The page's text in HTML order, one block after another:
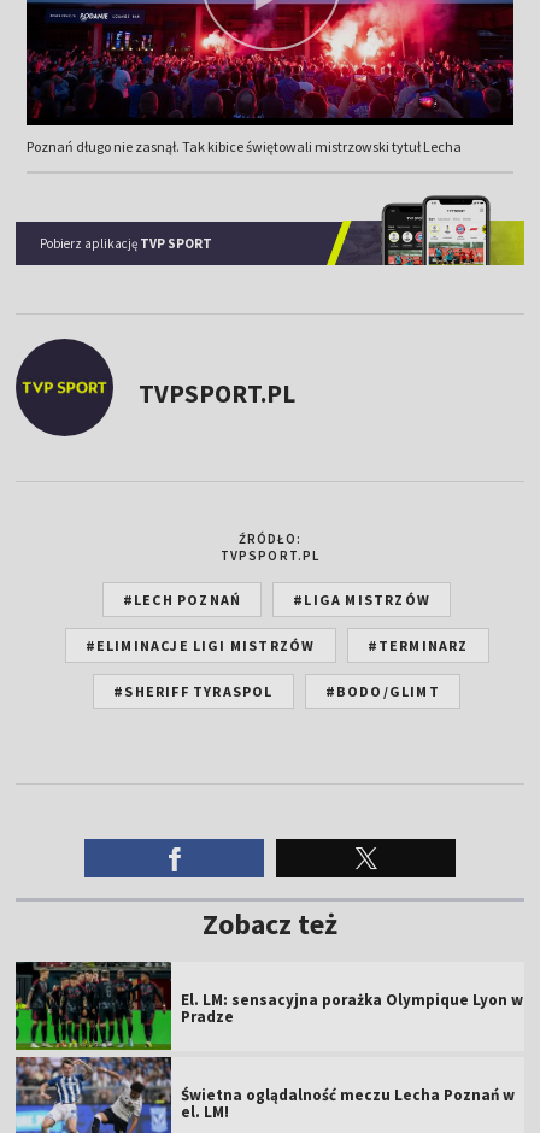
Poznań długo nie zasnął. Tak kibice świętowali mistrzowski tytuł Lecha
Pobierz aplikację TVP SPORT
TVPSPORT.PL
ŹRÓDŁO:
TVPSPORT.PL
#LECH POZNAŃ #LIGA MISTRZÓW
#ELIMINACJE LIGI MISTRZÓW #TERMINARZ
#SHERIFF TYRASPOL #BODO/GLIMT
Zobacz też
El. LM: sensacyjna porażka Olympique Lyon w
Pradze
Świetna oglądalność meczu Lecha Poznań w
el. LM!